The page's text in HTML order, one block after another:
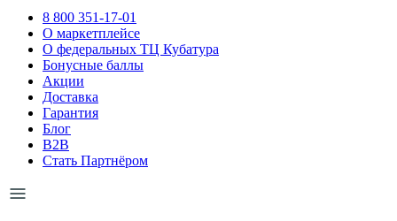
8 800 351-17-01
О маркетплейсе
О федеральных ТЦ Кубатура
Бонусные баллы
Акции
Доставка
Гарантия
Блог
B2B
Стать Партнёром